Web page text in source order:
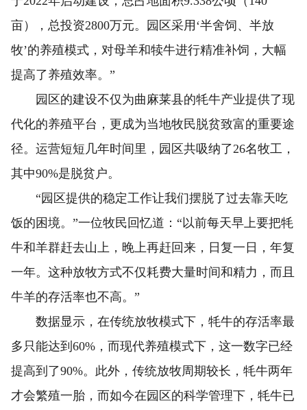
亩），总投资2800万元。园区采用‘半舍饲、半放
牧’的养殖模式，对母羊和犊牛进行精准补饲，大幅
提高了养殖效率。”
园区的建设不仅为曲麻莱县的牦牛产业提供了现
代化的养殖平台，更成为当地牧民脱贫致富的重要途
径。运营短短几年时间里，园区共吸纳了26名牧工，
其中90%是脱贫户。
“园区提供的稳定工作让我们摆脱了过去靠天吃
饭的困境。”一位牧民回忆道：“以前每天早上要把牦
牛和羊群赶去山上，晚上再赶回来，日复一日，年复
一年。这种放牧方式不仅耗费大量时间和精力，而且
牛羊的存活率也不高。”
数据显示，在传统放牧模式下，牦牛的存活率最
多只能达到60%，而现代养殖模式下，这一数字已经
提高到了90%。此外，传统放牧周期较长，牦牛两年
才会繁殖一胎，而如今在园区的科学管理下，牦牛已